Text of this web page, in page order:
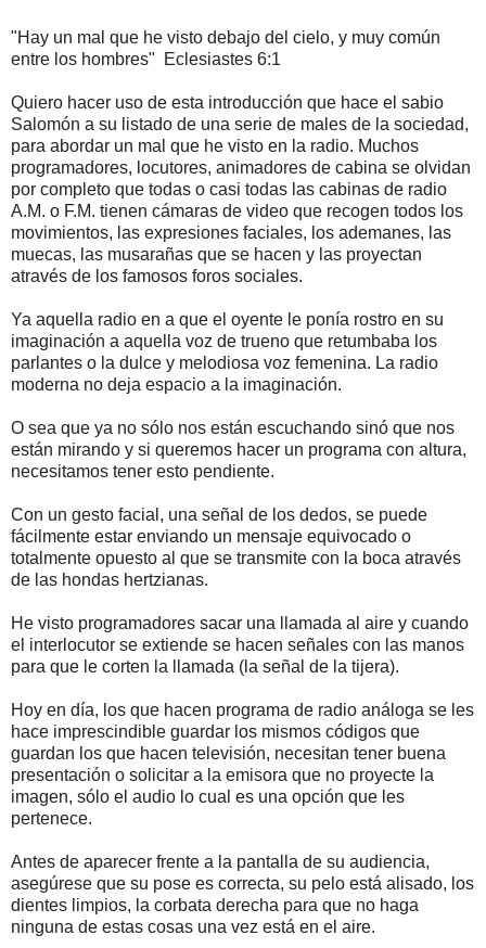
"Hay un mal que he visto debajo del cielo, y muy común
entre los hombres" Eclesiastes 6:1
Quiero hacer uso de esta introducción que hace el sabio
Salomón a su listado de una serie de males de la sociedad,
para abordar un mal que he visto en la radio. Muchos
programadores, locutores, animadores de cabina se olvidan
por completo que todas o casi todas las cabinas de radio
A.M. o F.M. tienen cámaras de video que recogen todos los
movimientos, las expresiones faciales, los ademanes, las
muecas, las musarañas que se hacen y las proyectan
através de los famosos foros sociales.
Ya aquella radio en a que el oyente le ponía rostro en su
imaginación a aquella voz de trueno que retumbaba los
parlantes o la dulce y melodiosa voz femenina. La radio
moderna no deja espacio a la imaginación.
O sea que ya no sólo nos están escuchando sinó que nos
están mirando y si queremos hacer un programa con altura,
necesitamos tener esto pendiente.
Con un gesto facial, una señal de los dedos, se puede
fácilmente estar enviando un mensaje equivocado o
totalmente opuesto al que se transmite con la boca através
de las hondas hertzianas.
He visto programadores sacar una llamada al aire y cuando
el interlocutor se extiende se hacen señales con las manos
para que le corten la llamada (la señal de la tijera).
Hoy en día, los que hacen programa de radio análoga se les
hace imprescindible guardar los mismos códigos que
guardan los que hacen televisión, necesitan tener buena
presentación o solicitar a la emisora que no proyecte la
imagen, sólo el audio lo cual es una opción que les
pertenece.
Antes de aparecer frente a la pantalla de su audiencia,
asegúrese que su pose es correcta, su pelo está alisado, los
dientes limpios, la corbata derecha para que no haga
ninguna de estas cosas una vez está en el aire.